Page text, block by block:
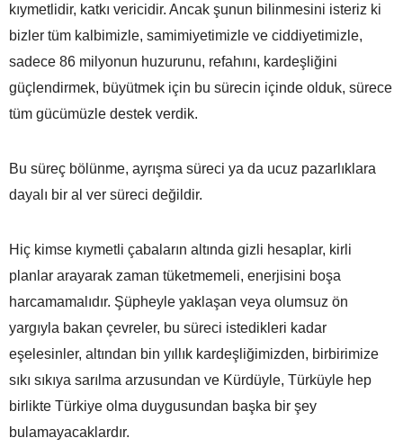
kıymetlidir, katkı vericidir. Ancak şunun bilinmesini isteriz ki
bizler tüm kalbimizle, samimiyetimizle ve ciddiyetimizle,
sadece 86 milyonun huzurunu, refahını, kardeşliğini
güçlendirmek, büyütmek için bu sürecin içinde olduk, sürece
tüm gücümüzle destek verdik.
Bu süreç bölünme, ayrışma süreci ya da ucuz pazarlıklara
dayalı bir al ver süreci değildir.
Hiç kimse kıymetli çabaların altında gizli hesaplar, kirli
planlar arayarak zaman tüketmemeli, enerjisini boşa
harcamamalıdır. Şüpheyle yaklaşan veya olumsuz ön
yargıyla bakan çevreler, bu süreci istedikleri kadar
eşelesinler, altından bin yıllık kardeşliğimizden, birbirimize
sıkı sıkıya sarılma arzusundan ve Kürdüyle, Türküyle hep
birlikte Türkiye olma duygusundan başka bir şey
bulamayacaklardır.